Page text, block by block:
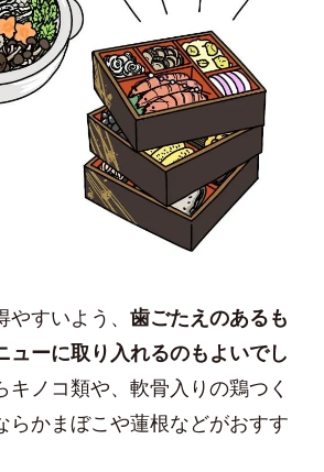
すいよう、 歯ごたえのあるも
ューに取り入れるのもよいでし
キノコ類や、軟骨入りの鶏つく
らかまぼこや蓮根などがおすす